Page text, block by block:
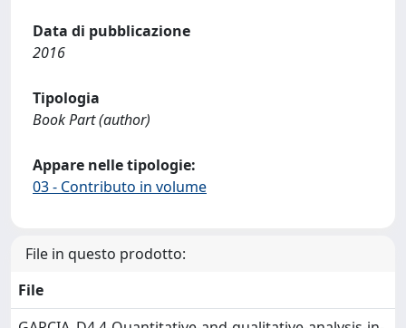
Data di pubblicazione
2016
Tipologia
Book Part (author)
Appare nelle tipologie:
03 - Contributo in volume
File in questo prodotto:
File